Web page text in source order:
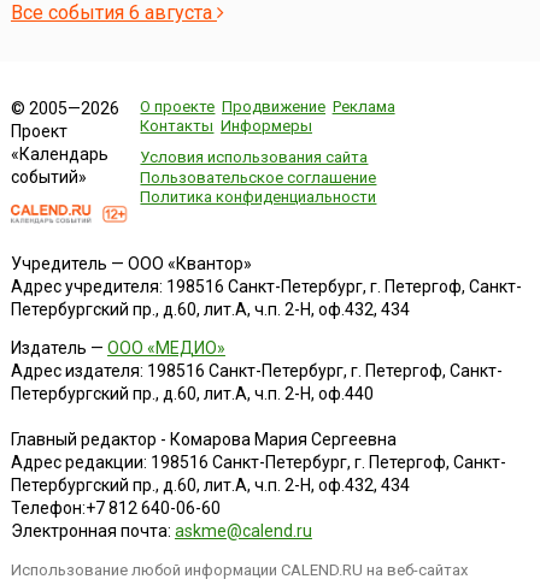
Все события 6 августа
© 2005—2026
Проект
«Календарь
событий»
О проекте Продвижение Реклама
Контакты Информеры
Условия использования сайта
Пользовательское соглашение
Политика конфиденциальности
Учредитель — ООО «Квантор»
Адрес учредителя: 198516 Санкт-Петербург, г. Петергоф, Санкт-
Петербургский пр., д.60, лит.А, ч.п. 2-Н, оф.432, 434
Издатель — ООО «МЕДИО»
Адрес издателя: 198516 Санкт-Петербург, г. Петергоф, Санкт-
Петербургский пр., д.60, лит.А, ч.п. 2-Н, оф.440
Главный редактор - Комарова Мария Сергеевна
Адрес редакции: 198516 Санкт-Петербург, г. Петергоф, Санкт-
Петербургский пр., д.60, лит.А, ч.п. 2-Н, оф.432, 434
Телефон:+7 812 640-06-60
Электронная почта: askme@calend.ru
Использование любой информации CALEND.RU на веб-сайтах